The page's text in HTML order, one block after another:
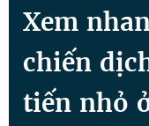
Video
Sản phẩm khác
Tiện ích
Xem
chiến
tiến nhỏ